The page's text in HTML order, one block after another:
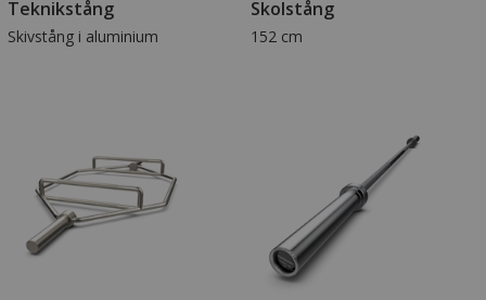
Teknikstång
Skivstång i aluminium
Skolstång
152 cm